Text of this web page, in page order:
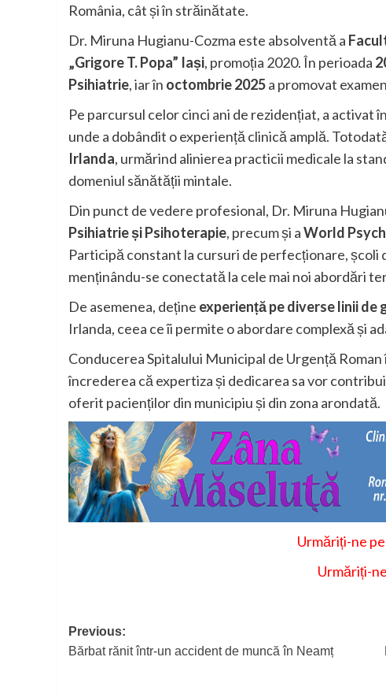
România, cât și în străinătate.
Dr. Miruna Hugianu-Cozma este absolventă a
„Grigore T. Popa” Iași, promoția 2020. În perioada
Psihiatrie, iar în octombrie 2025a promovat
Pe parcursul celor cinci ani de rezidențiat, a activat
unde a dobândit o experiență clinică amplă.
Irlanda, urmărind alinierea practicii medicale la
domeniul sănătății mintale.
Din punct de vedere profesional, Dr. Miruna
Psihiatrie și Psihoterapie, precum și aWorld
Participă constant la cursuri de perfecționare,
menținându-se conectată la cele mai noi abordări
De asemenea, deține experiență pe diverse linii de
Irlanda, ceea ce îi permite o abordare complexă și
Conducerea Spitalului Municipal de Urgență
încrederea că expertiza și dedicarea sa vor
oferit pacienților din municipiu și din zona arondată.
Urmăriți-ne
Urmăriți-
Post
navigation
Previous:
Bărbat rănit într-un accident de muncă în Neamț